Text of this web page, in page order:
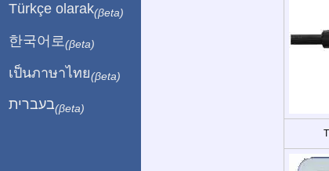
Türkçe olarak(βeta)
한국어로 (βeta)
เป็นภาษาไทย(βeta)
בעברית(βeta)